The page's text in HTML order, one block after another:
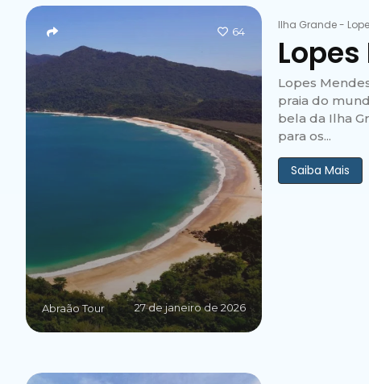
Abraão Tour 27 de janeiro de 2026
64 Ilha Grande-
Lopes
praia do
bela da Ilha
para os...
Saiba Mais